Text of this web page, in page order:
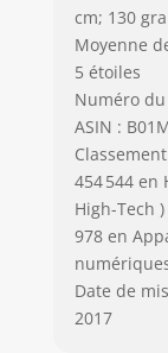
cm; 130
Moyenne
5 étoiles
Numéro du
ASIN :
454 544 en
High-Tech )
978 en
Date de
2017